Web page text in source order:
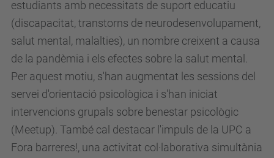
estudiants amb necessitats de suport educatiu
(discapacitat, transtorns de neurodesenvolupament,
salut mental, malalties), un nombre creixent a causa
de la pandèmia i els efectes sobre la salut mental.
Per aquest motiu, s'han augmentat les sessions del
servei d'orientació psicològica i s'han iniciat
intervencions grupals sobre benestar psicològic
(Meetup). També cal destacar l'impuls de la UPC a
Fora barreres!, una activitat col·laborativa simultània